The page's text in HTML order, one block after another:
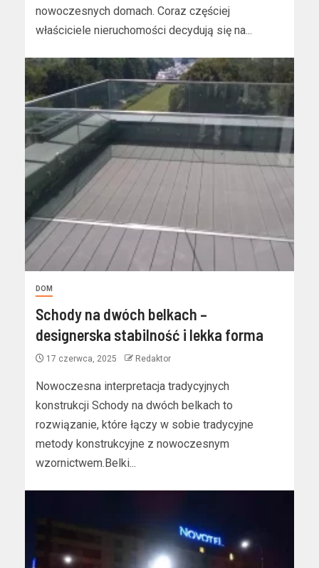
nowoczesnych domach. Coraz częściej
właściciele nieruchomości decydują się na...
DOM
Schody na dwóch belkach –
designerska stabilność i lekka forma
17 czerwca, 2025 Redaktor
Nowoczesna interpretacja tradycyjnych
konstrukcji Schody na dwóch belkach to
rozwiązanie, które łączy w sobie tradycyjne
metody konstrukcyjne z nowoczesnym
wzornictwem.Belki...